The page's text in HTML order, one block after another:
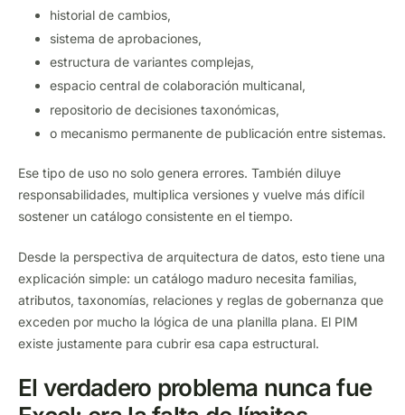
historial de cambios,
sistema de aprobaciones,
estructura de variantes complejas,
espacio central de colaboración multicanal,
repositorio de decisiones taxonómicas,
o mecanismo permanente de publicación entre sistemas.
Ese tipo de uso no solo genera errores. También diluye
responsabilidades, multiplica versiones y vuelve más difícil
sostener un catálogo consistente en el tiempo.
Desde la perspectiva de arquitectura de datos, esto tiene una
explicación simple: un catálogo maduro necesita familias,
atributos, taxonomías, relaciones y reglas de gobernanza que
exceden por mucho la lógica de una planilla plana. El PIM
existe justamente para cubrir esa capa estructural.
El verdadero problema nunca fue